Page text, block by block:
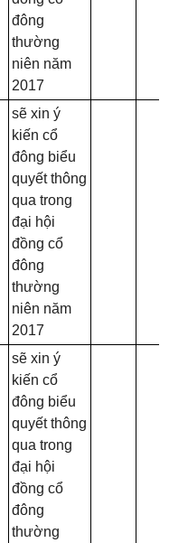
đông
thường
niên năm
2017
sẽ xin ý
kiến cổ
đông biểu
quyết thông
qua trong
đại hội
đồng cổ
đông
thường
niên năm
2017
sẽ xin ý
kiến cổ
đông biểu
quyết thông
qua trong
đại hội
đồng cổ
đông
thường